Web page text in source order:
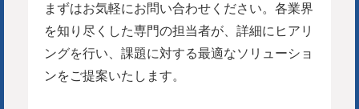
まずはお気軽にお問い合わせください。各業界
を知り尽くした専門の担当者が、詳細にヒアリ
ングを行い、課題に対する最適なソリューショ
ンをご提案いたします。